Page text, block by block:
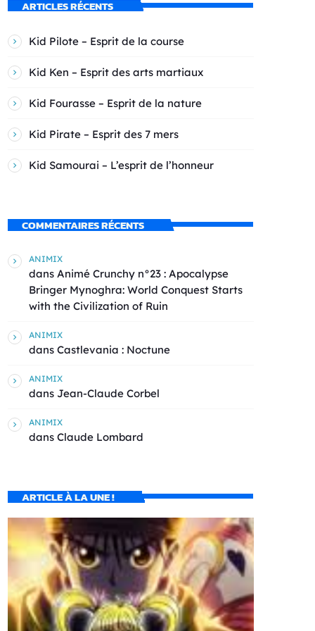
ARTICLES RÉCENTS
Kid Pilote – Esprit de la course
Kid Ken – Esprit des arts martiaux
Kid Fourasse – Esprit de la nature
Kid Pirate – Esprit des 7 mers
Kid Samourai – L’esprit de l’honneur
COMMENTAIRES RÉCENTS
ANIMIX
dans Animé Crunchy n°23 : Apocalypse
Bringer Mynoghra: World Conquest Starts
with the Civilization of Ruin
ANIMIX
dans Castlevania : Noctune
ANIMIX
dans Jean-Claude Corbel
ANIMIX
dans Claude Lombard
ARTICLE À LA UNE !